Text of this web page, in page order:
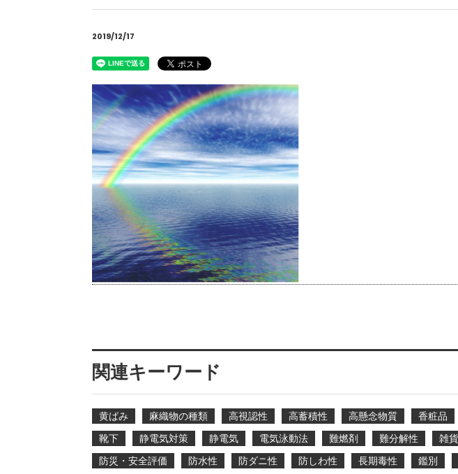
2019/12/17
関連キーワード
黄ばみ 麻織物の種類 高視認性 高蓄積性 高懸念物質 香粧品
靴下
静電気対策 静電気 電気泳動法 難燃剤 難分解性 雑貨
防災・安全評価
防水性 防ダニ性 防しわ性 長期毒性 鑑別